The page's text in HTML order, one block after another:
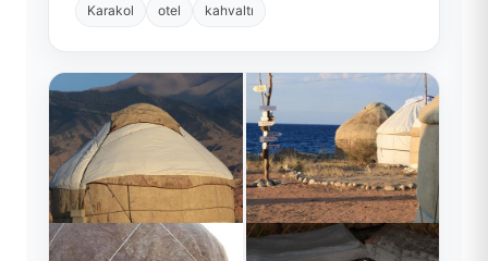
Karakol otel kahvaltı